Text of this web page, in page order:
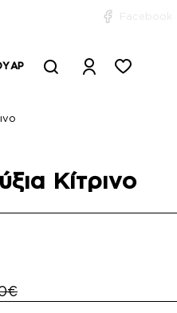
Κίτρινο